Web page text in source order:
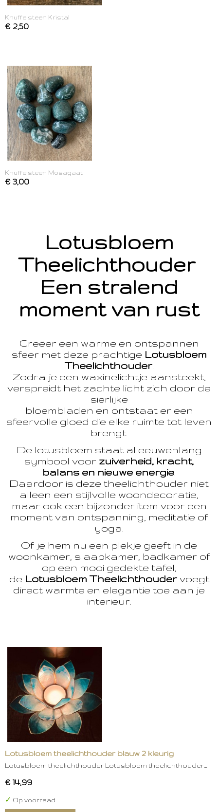
Knuffelsteen Kristal
€ 2,50
Knuffelsteen Mosagaat
€ 3,00
Lotusbloem
Theelichthouder
Een stralend
moment van rust
Creëer een warme en ontspannen
sfeer met deze prachtige Lotusbloem
Theelichthouder.
Zodra je een waxinelichtje aansteekt,
verspreidt het zachte licht zich door de
sierlijke
bloembladen en ontstaat er een
sfeervolle gloed die elke ruimte tot leven
brengt.
De lotusbloem staat al eeuwenlang
symbool voor zuiverheid, kracht,
balans en nieuwe energie
Daardoor is deze theelichthouder niet
alleen een stijlvolle woondecoratie,
maar ook een bijzonder item voor een
moment van ontspanning, meditatie of
yoga.
Of je hem nu een plekje geeft in de
woonkamer, slaapkamer, badkamer of
op een mooi gedekte tafel,
de Lotusbloem Theelichthoudervoegt
direct warmte en elegantie toe aan je
interieur.
Lotusbloem theelichthouder blauw 2 kleurig
Lotusbloem theelichthouder Lotusbloem theelichthouder…
€ 14,99
✓ Op voorraad